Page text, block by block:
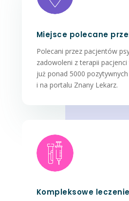
Miejsce polecane
Polecani przez pacjentów
zadowoleni z terapii
już ponad 5000
i na portalu Znany Lekarz.
Kompleksowe leczenie